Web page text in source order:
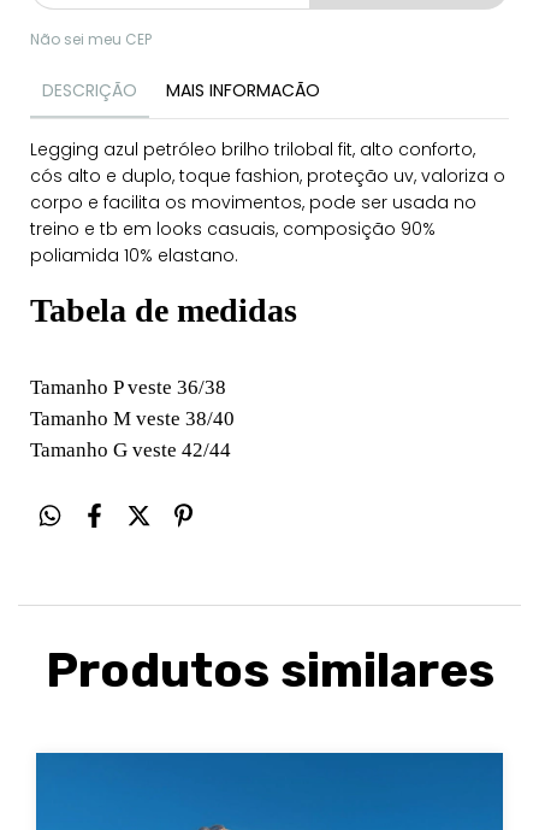
Não sei meu CEP
DESCRIÇÃO MAIS INFORMACÃO
Legging azul petróleo brilho trilobal fit, alto conforto,
cós alto e duplo, toque fashion, proteção uv, valoriza o
corpo e facilita os movimentos, pode ser usada no
treino e tb em looks casuais, composição 90%
poliamida 10% elastano.
Tabela de medidas
Tamanho P veste 36/38
Tamanho M veste 38/40
Tamanho G veste 42/44
Produtos similares